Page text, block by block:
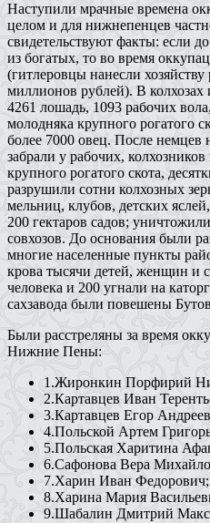
Наступили мрачные времена
целом и для нижнепенцев
свидетельствуют факты: если
из богатых, то во время
(гитлеровцы нанесли
миллионов рублей). В колхозах
4261 лошадь, 1093 рабочих
молодняка крупного рогатого
более 7000 овец. После
забрали у рабочих,
крупного рогатого скота,
разрушили сотни колхозных
мельниц, клубов, детских
200 гектаров садов;
совхозов. До основания были
многие населенные пункты
крова тысячи детей, женщин и
человека и 200 угнали на
сахзавода были повешены
Были расстреляны за время
Нижние Пены:
1.Жиронкин Порфирий
2.Картавцев Иван
3.Картавцев Егор
4.Польской Артем
5.Польская Харитина
6.Сафонова Вера
7.Харин Иван Федорович;
8.Харина Мария
9.Шабалин Дмитрий